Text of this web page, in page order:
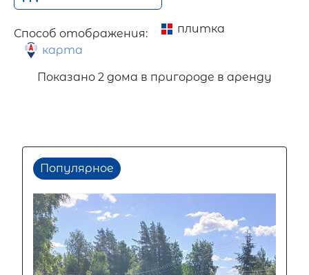
Способ отображения:
плитка
карта
Показано 2 дома в пригороде в аренду
Популярное